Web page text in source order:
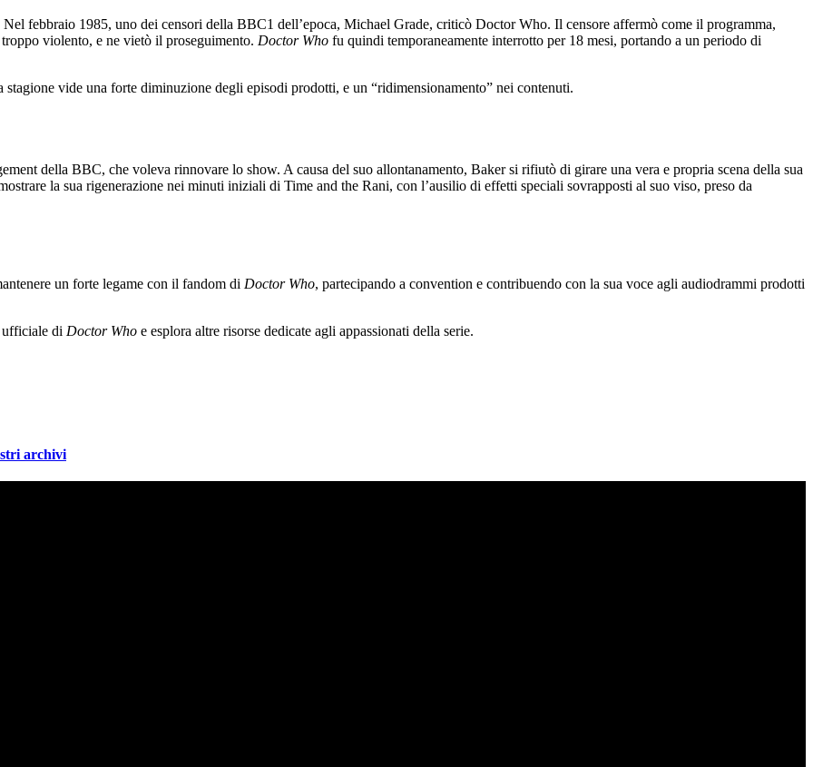
febbraio 1985, uno dei censori della BBC1 dell’epoca, Michael Grade, criticò Doctor Who. Il censore affermò come il programma,
violento, e ne vietò il proseguimento. Doctor Who fu quindi temporaneamente interrotto per 18 mesi, portando a un periodo di
vide una forte diminuzione degli episodi prodotti, e un “ridimensionamento” nei contenuti.
della BBC, che voleva rinnovare lo show. A causa del suo allontanamento, Baker si rifiutò di girare una vera e propria scena della sua
la sua rigenerazione nei minuti iniziali di Time and the Rani, con l’ausilio di effetti speciali sovrapposti al suo viso, preso da
un forte legame con il fandom di Doctor Who, partecipando a convention e contribuendo con la sua voce agli audiodrammi prodotti
di Doctor Who e esplora altre risorse dedicate agli appassionati della serie.
archivi